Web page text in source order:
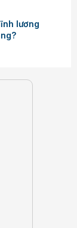
lương